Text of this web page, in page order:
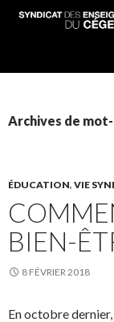
PRINCIPAL
Archives de
ÉDUCATION, VIE
BIEN-
8 FÉVRIER 2018
En octobre